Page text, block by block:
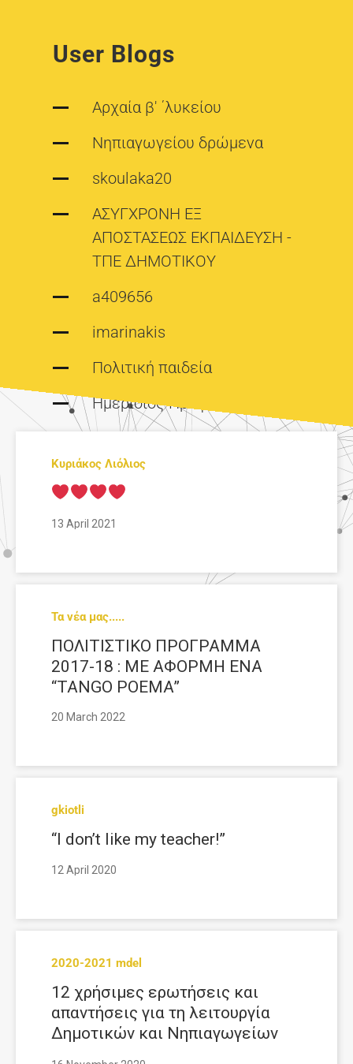
User Blogs
Αρχαία β' ΄λυκείου
Νηπιαγωγείου δρώμενα
skoulaka20
ΑΣΥΓΧΡΟΝΗ ΕΞ
ΑΠΟΣΤΑΣΕΩΣ ΕΚΠΑΙΔΕΥΣΗ -
ΤΠΕ ΔΗΜΟΤΙΚΟΥ
a409656
imarinakis
Πολιτική παιδεία
Ημερισιος Προφιτης
Κυριάκος Λιόλιος
13 April 2021
Τα νέα μας.....
ΠΟΛΙΤΙΣΤΙΚΟ ΠΡΟΓΡΑΜΜΑ
2017-18 : ΜΕ ΑΦΟΡΜΗ ΕΝΑ
“TANGO POEMA”
20 March 2022
gkiotli
“I don’t like my teacher!”
12 April 2020
2020-2021 mdel
12 χρήσιμες ερωτήσεις και
απαντήσεις για τη λειτουργία
Δημοτικών και Νηπιαγωγείων